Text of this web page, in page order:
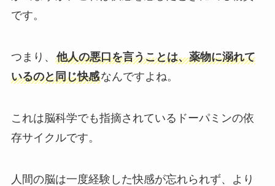
です。
つまり、 他人の悪口を言うことは、薬物に溺れて
いるのと同じ快感なんですよね。
これは脳科学でも指摘されているドーパミンの依
存サイクルです。
人間の脳は一度経験した快感が忘れられず、より